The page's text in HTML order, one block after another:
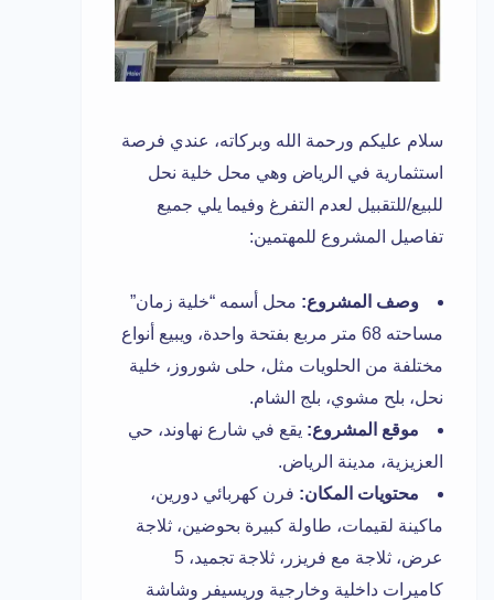
سلام عليكم ورحمة الله وبركاته، عندي فرصة
استثمارية في الرياض وهي محل خلية نحل
للبيع/للتقبيل لعدم التفرغ وفيما يلي جميع
تفاصيل المشروع للمهتمين:
وصف المشروع: محل أسمه “خلية زمان”
مساحته 68 متر مربع بفتحة واحدة، ويبيع أنواع
مختلفة من الحلويات مثل، حلى شوروز، خلية
نحل، بلح مشوي، بلج الشام.
موقع المشروع: يقع في شارع نهاوند، حي
العزيزية، مدينة الرياض.
محتويات المكان: فرن كهربائي دورين،
ماكينة لقيمات، طاولة كبيرة بحوضين، ثلاجة
عرض، ثلاجة مع فريزر، ثلاجة تجميد، 5
كاميرات داخلية وخارجية وريسيفر وشاشة